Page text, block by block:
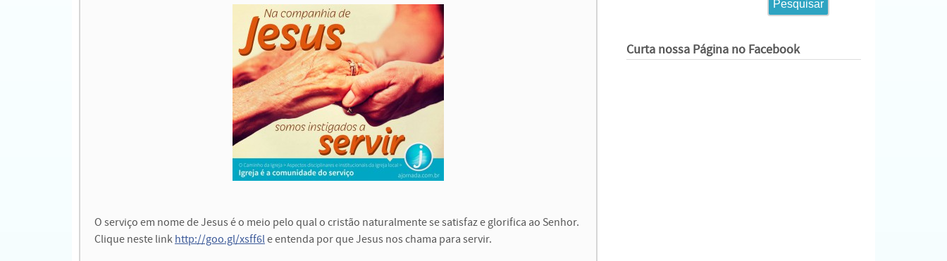
O serviço em nome de Jesus é o meio pelo qual o cristão naturalmente se satisfaz e glorifica ao Senhor.
Clique neste link http://goo.gl/xsff6le entenda por que Jesus nos chama para servir.
Curta nossa Página no Facebook